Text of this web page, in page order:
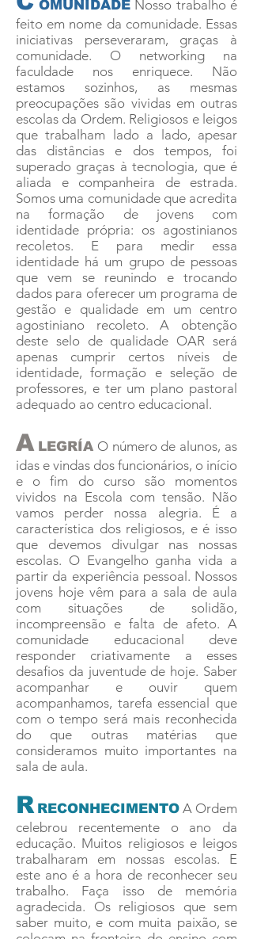
OMUNIDADE Nosso trabalho é
feito em nome da comunidade. Essas
iniciativas perseveraram, graças à
comunidade. O networking na
faculdade nos enriquece. Não
estamos sozinhos, as mesmas
preocupações são vividas em outras
escolas da Ordem. Religiosos e leigos
que trabalham lado a lado, apesar
das distâncias e dos tempos, foi
superado graças à tecnologia, que é
aliada e companheira de estrada.
Somos uma comunidade que acredita
na formação de jovens com
identidade própria: os agostinianos
recoletos. E para medir essa
identidade há um grupo de pessoas
que vem se reunindo e trocando
dados para oferecer um programa de
gestão e qualidade em um centro
agostiniano recoleto. A obtenção
deste selo de qualidade OAR será
apenas cumprir certos níveis de
identidade, formação e seleção de
professores, e ter um plano pastoral
adequado ao centro educacional.
A LEGRÍA O número de alunos, as
idas e vindas dos funcionários, o início
e o fim do curso são momentos
vividos na Escola com tensão. Não
vamos perder nossa alegria. É a
característica dos religiosos, e é isso
que devemos divulgar nas nossas
escolas. O Evangelho ganha vida a
partir da experiência pessoal. Nossos
jovens hoje vêm para a sala de aula
com situações de solidão,
incompreensão e falta de afeto. A
comunidade educacional deve
responder criativamente a esses
desafios da juventude de hoje. Saber
acompanhar e ouvir quem
acompanhamos, tarefa essencial que
com o tempo será mais reconhecida
do que outras matérias que
consideramos muito importantes na
sala de aula.
R RECONHECIMENTO A Ordem
celebrou recentemente o ano da
educação. Muitos religiosos e leigos
trabalharam em nossas escolas. E
este ano é a hora de reconhecer seu
trabalho. Faça isso de memória
agradecida. Os religiosos que sem
saber muito, e com muita paixão, se